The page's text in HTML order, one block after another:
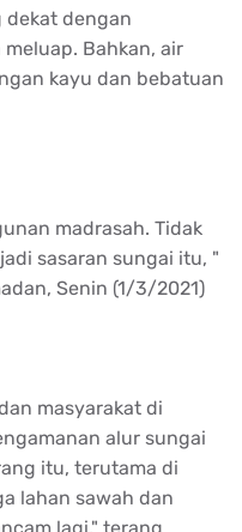
dekat dengan
Bahkan, air
kayu dan bebatuan
madrasah. Tidak
sasaran sungai itu, "
Senin (1/3/2021)
masyarakat di
alur sungai
itu, terutama di
lahan sawah dan